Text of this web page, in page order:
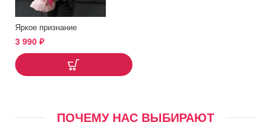
Яркое признание
3 990 ₽
ПОЧЕМУ НАС ВЫБИРАЮТ